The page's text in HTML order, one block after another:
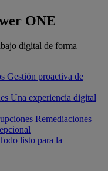
ONE
digital de forma
Gestión proactiva de
Una experiencia digital
Remediaciones
listo para la